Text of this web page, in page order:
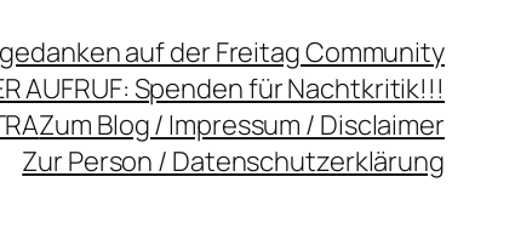
auf der Freitag Community
AUFRUF: Spenden für Nachtkritik!!!
Zum Blog / Impressum / Disclaimer
Zur Person / Datenschutzerklärung